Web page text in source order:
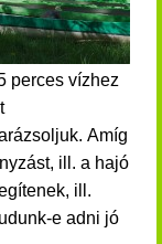
perces vízhez
Amíg
ill. a hajó
ill.
e adni jó